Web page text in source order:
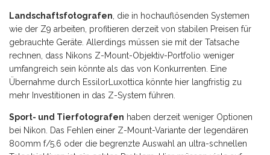
Landschaftsfotografen , die in hochauflösenden Systemen
wie der Z9 arbeiten, profitieren derzeit von stabilen Preisen für
gebrauchte Geräte. Allerdings müssen sie mit der Tatsache
rechnen, dass Nikons Z-Mount-Objektiv-Portfolio weniger
umfangreich sein könnte als das von Konkurrenten. Eine
Übernahme durch EssilorLuxottica könnte hier langfristig zu
mehr Investitionen in das Z-System führen.
Sport- und Tierfotografen haben derzeit weniger Optionen
bei Nikon. Das Fehlen einer Z-Mount-Variante der legendären
800mm f/5.6 oder die begrenzte Auswahl an ultra-schnellen